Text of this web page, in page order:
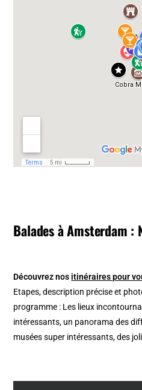
Balades à Amsterdam :
Découvrez nos itinéraires pour
Etapes, description précise et
programme : Les lieux
intéressants, un panorama des
musées super intéressants, des